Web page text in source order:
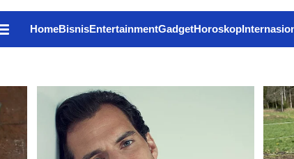
HomeBisnisEntertainmentGadgetHoroskop